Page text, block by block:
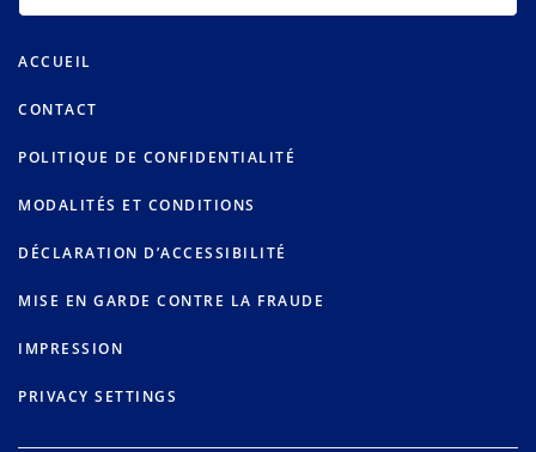
ACCUEIL
CONTACT
POLITIQUE DE CONFIDENTIALITÉ
MODALITÉS ET CONDITIONS
DÉCLARATION D’ACCESSIBILITÉ
MISE EN GARDE CONTRE LA FRAUDE
IMPRESSION
PRIVACY SETTINGS